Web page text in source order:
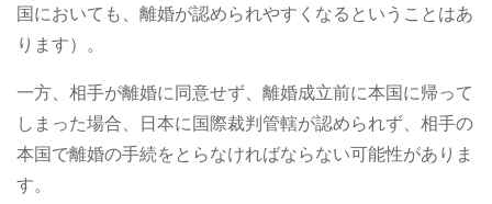
国においても、離婚が認められやすくなるということはあ
ります）。
一方、相手が離婚に同意せず、離婚成立前に本国に帰って
しまった場合、日本に国際裁判管轄が認められず、相手の
本国で離婚の手続をとらなければならない可能性がありま
す。